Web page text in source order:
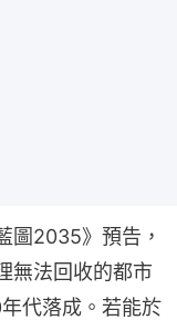
圖2035》預告，
無法回收的都市
代落成。若能於